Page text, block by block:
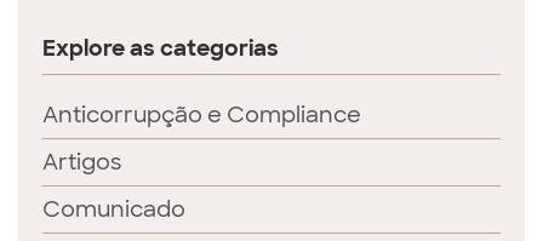
Explore as categorias
Anticorrupção e Compliance
Artigos
Comunicado